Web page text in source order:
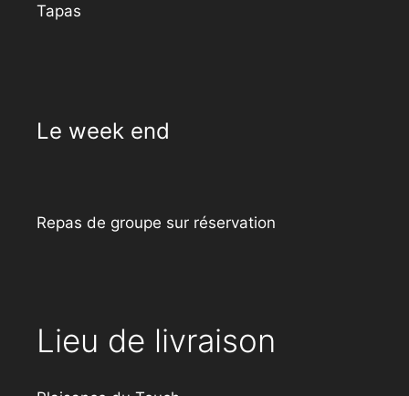
Tapas
Le week end
Repas de groupe sur réservation
Lieu de livraison